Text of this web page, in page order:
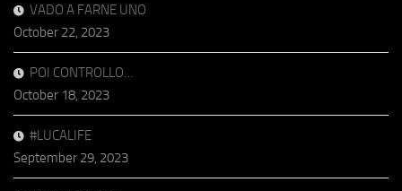
VADO A FARNE UNO
October 22, 2023
POI CONTROLLO…
October 18, 2023
#LUCALIFE
September 29, 2023